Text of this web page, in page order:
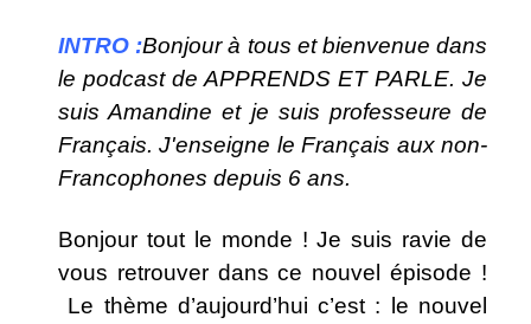
INTRO :Bonjour à tous et bienvenue dans
le podcast de APPRENDS ET PARLE. Je
suis Amandine et je suis professeure de
Français. J'enseigne le Français aux non-
Francophones depuis 6 ans.
Bonjour tout le monde ! Je suis ravie de
vous retrouver dans ce nouvel épisode !
Le thème d’aujourd’hui c’est : le nouvel